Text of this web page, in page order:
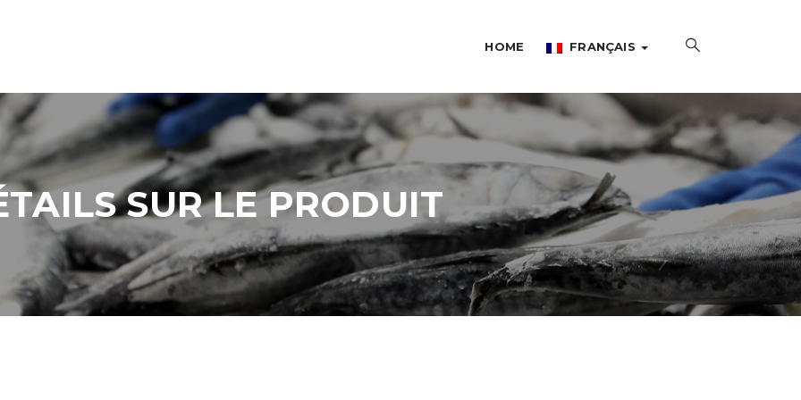
HOME FRANÇAIS
SUR LE PRODUIT